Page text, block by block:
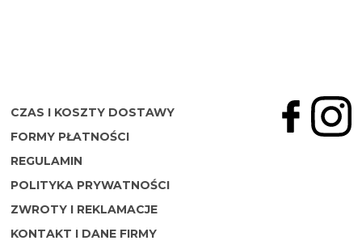
CZAS I KOSZTY DOSTAWY
FORMY PŁATNOŚCI
REGULAMIN
POLITYKA PRYWATNOŚCI
ZWROTY I REKLAMACJE
KONTAKT I DANE FIRMY